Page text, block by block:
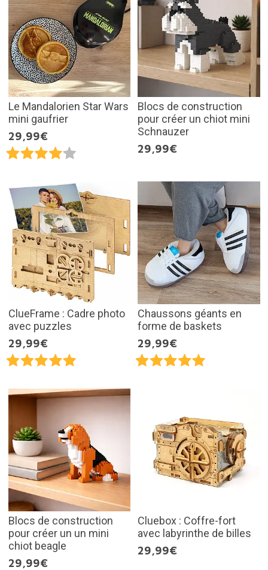
Le Mandalorien Star Wars
mini gaufrier
29,99€
Blocs de construction
pour créer un chiot mini
Schnauzer
29,99€
ClueFrame : Cadre photo
avec puzzles
29,99€
Chaussons géants en
forme de baskets
29,99€
Blocs de construction
pour créer un un mini
chiot beagle
29,99€
Cluebox : Coffre-fort
avec labyrinthe de billes
29,99€